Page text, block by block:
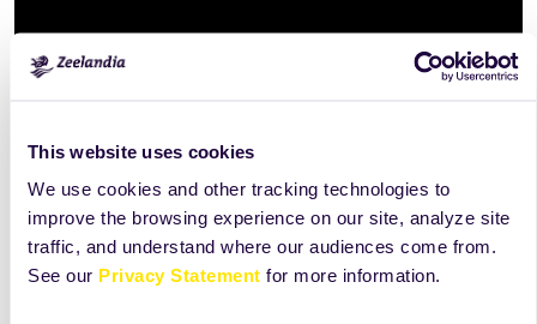
This website uses cookies
We use cookies and other tracking technologies to
improve the browsing experience on our site, analyze site
traffic, and understand where our audiences come from.
See our Privacy Statement for more information.